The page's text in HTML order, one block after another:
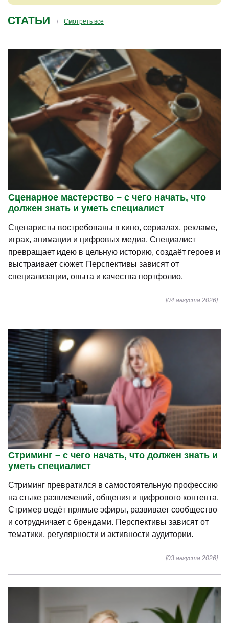
СТАТЬИ Смотреть все
Сценарное мастерство – с чего начать, что
должен знать и уметь специалист
Сценаристы востребованы в кино, сериалах, рекламе,
играх, анимации и цифровых медиа. Специалист
превращает идею в цельную историю, создаёт героев и
выстраивает сюжет. Перспективы зависят от
специализации, опыта и качества портфолио.
[04 августа 2026]
Стриминг – с чего начать, что должен знать и
уметь специалист
Стриминг превратился в самостоятельную профессию
на стыке развлечений, общения и цифрового контента.
Стример ведёт прямые эфиры, развивает сообщество
и сотрудничает с брендами. Перспективы зависят от
тематики, регулярности и активности аудитории.
[03 августа 2026]